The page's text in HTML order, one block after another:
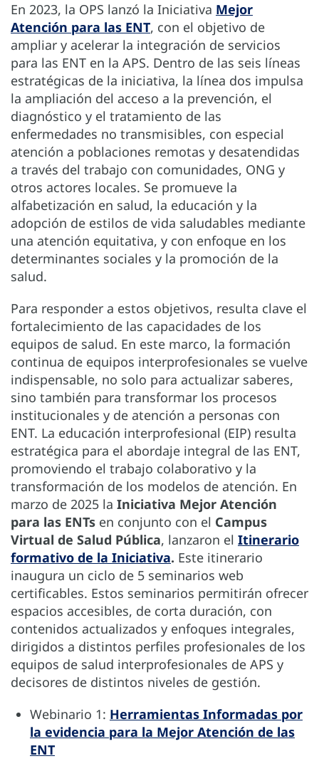
En 2023, la OPS lanzó la Iniciativa Mejor
Atención para las ENT, con el objetivo de
ampliar y acelerar la integración de servicios
para las ENT en la APS. Dentro de las seis líneas
estratégicas de la iniciativa, la línea dos impulsa
la ampliación del acceso a la prevención, el
diagnóstico y el tratamiento de las
enfermedades no transmisibles, con especial
atención a poblaciones remotas y desatendidas
a través del trabajo con comunidades, ONG y
otros actores locales. Se promueve la
alfabetización en salud, la educación y la
adopción de estilos de vida saludables mediante
una atención equitativa, y con enfoque en los
determinantes sociales y la promoción de la
salud.
Para responder a estos objetivos, resulta clave el
fortalecimiento de las capacidades de los
equipos de salud. En este marco, la formación
continua de equipos interprofesionales se vuelve
indispensable, no solo para actualizar saberes,
sino también para transformar los procesos
institucionales y de atención a personas con
ENT. La educación interprofesional (EIP) resulta
estratégica para el abordaje integral de las ENT,
promoviendo el trabajo colaborativo y la
transformación de los modelos de atención. En
marzo de 2025 la Iniciativa Mejor Atención
para las ENTs en conjunto con el Campus
Virtual de Salud Pública, lanzaron el Itinerario
formativo de la Iniciativa. Este itinerario
inaugura un ciclo de 5 seminarios web
certificables. Estos seminarios permitirán ofrecer
espacios accesibles, de corta duración, con
contenidos actualizados y enfoques integrales,
dirigidos a distintos perfiles profesionales de los
equipos de salud interprofesionales de APS y
decisores de distintos niveles de gestión.
Webinario 1: Herramientas Informadas por
la evidencia para la Mejor Atención de las
ENT